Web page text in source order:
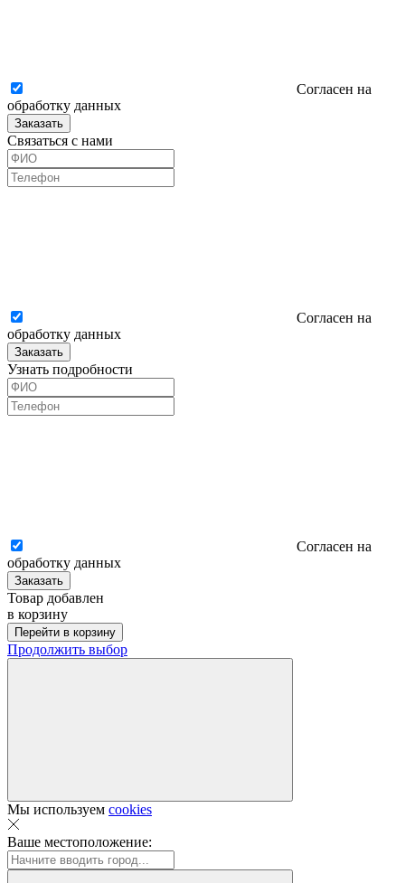
Согласен на
обработку данных
Заказать
Связаться с нами
Согласен на
обработку данных
Заказать
Узнать подробности
Согласен на
обработку данных
Заказать
Товар добавлен
в корзину
Перейти в корзину
Продолжить выбор
Мы используем cookies
Ваше местоположение: